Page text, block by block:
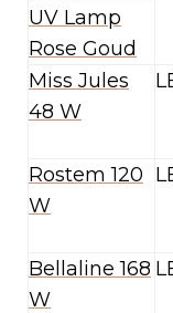
UV Lamp
Rose Goud
Miss Jules
48 W
Rostem 120
W
Bellaline 168
W